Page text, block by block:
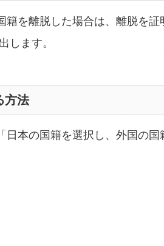
籍を離脱した場合は、離脱を
します。
方法
本の国籍を選択し、外国の